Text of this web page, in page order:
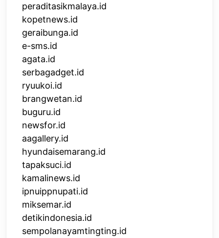
peraditasikmalaya.id
kopetnews.id
geraibunga.id
e-sms.id
agata.id
serbagadget.id
ryuukoi.id
brangwetan.id
buguru.id
newsfor.id
aagallery.id
hyundaisemarang.id
tapaksuci.id
kamalinews.id
ipnuippnupati.id
miksemar.id
detikindonesia.id
sempolanayamtingting.id